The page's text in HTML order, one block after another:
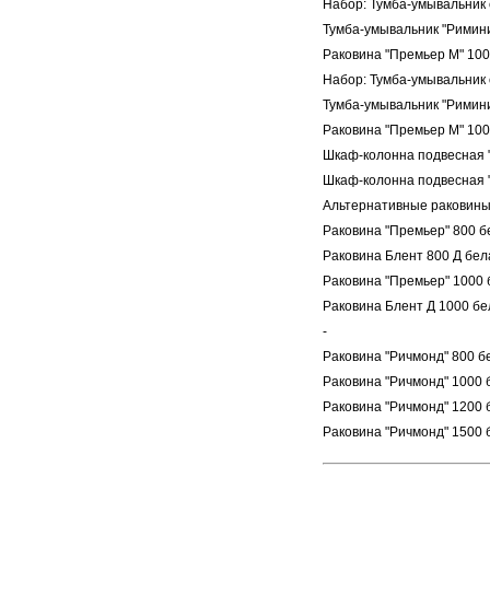
Набор: Тумба-
Тумба-умывальник
Раковина "Премьер М"
Набор: Тумба-
Тумба-умывальник
Раковина "Премьер М"
Шкаф-колонна подвесная
Шкаф-колонна подвесная
Альтернативные
Раковина "Премьер" 800
Раковина Блент 800 Д
Раковина "Премьер" 1000
Раковина Блент Д 1000
-
Раковина "Ричмонд" 800
Раковина "Ричмонд" 1000
Раковина "Ричмонд" 1200
Раковина "Ричмонд" 1500